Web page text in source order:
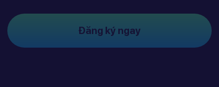
Đăng ký ngay